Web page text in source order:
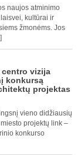
naujos atminimo
kultūrai ir
žmonėms. Jos
vizija
konkursą
projektas
vieno didžiausių
projektų link –
konkurso